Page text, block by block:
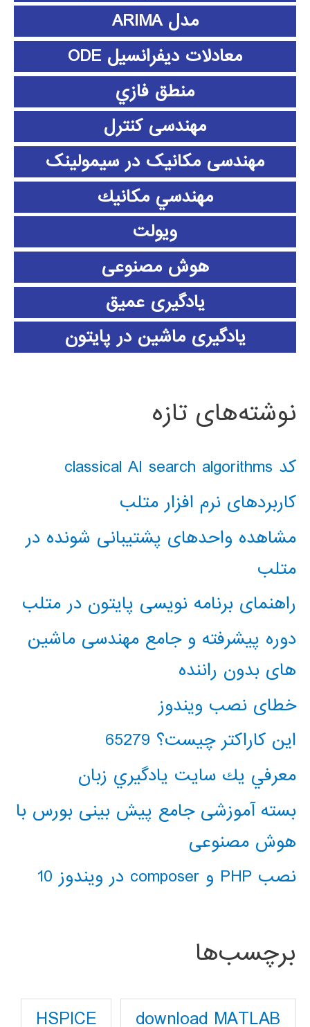
مدل ARIMA
معادلات دیفرانسیل ODE
منطق فازي
مهندسی کنترل
مهندسی مکانیک در سیمولینک
مهندسي مكانيك
ویولت
هوش مصنوعی
یادگیری عمیق
یادگیری ماشین در پایتون
نوشته‌های تازه
کد classical AI search algorithms
کاربردهای نرم افزار متلب
مشاهده واحدهای پشتیبانی شونده در
متلب
راهنمای برنامه نویسی پایتون در متلب
دوره پیشرفته و جامع مهندسی ماشین
های بدون راننده
خطای نصب ویندوز
این کاراکتر چیست؟ 65279
معرفي يك سايت يادگيري زبان
بسته آموزشی جامع پیش بینی بورس با
هوش مصنوعی
نصب PHP و composer در ویندوز 10
برچسب‌ها
download MATLAB
HSPICE